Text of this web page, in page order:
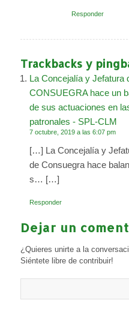
Responder
Trackbacks y
La Concejalía y Jefatura
CONSUEGRA hace un
de sus actuaciones en
patronales - SPL-CLM
7 octubre, 2019 a las 6:07 pm
[…] La Concejalía y
de Consuegra hace
s… […]
Responder
Dejar un
¿Quieres unirte a la
Siéntete libre de contribuir!